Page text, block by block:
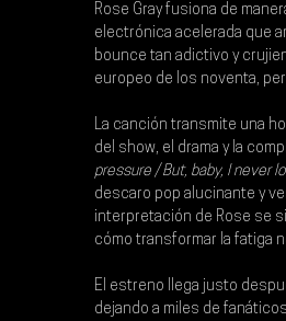
Rose Gray fusiona de
electrónica acelerada que
bounce tan adictivo y
europeo de los noventa,
La canción transmite una
del show, el drama y la
pressure / But, baby, I never
descaro pop alucinante y
interpretación de Rose se
cómo transformar la fatiga
El estreno llega justo
dejando a miles de